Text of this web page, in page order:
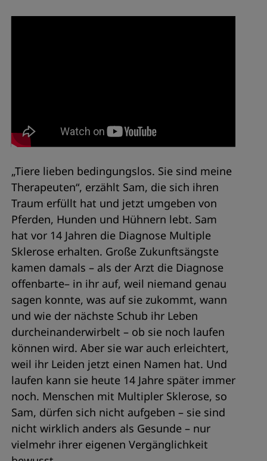
„Tiere lieben bedingungslos. Sie sind meine
Therapeuten“, erzählt Sam, die sich ihren
Traum erfüllt hat und jetzt umgeben von
Pferden, Hunden und Hühnern lebt. Sam
hat vor 14 Jahren die Diagnose Multiple
Sklerose erhalten. Große Zukunftsängste
kamen damals – als der Arzt die Diagnose
offenbarte– in ihr auf, weil niemand genau
sagen konnte, was auf sie zukommt, wann
und wie der nächste Schub ihr Leben
durcheinanderwirbelt – ob sie noch laufen
können wird. Aber sie war auch erleichtert,
weil ihr Leiden jetzt einen Namen hat. Und
laufen kann sie heute 14 Jahre später immer
noch. Menschen mit Multipler Sklerose, so
Sam, dürfen sich nicht aufgeben – sie sind
nicht wirklich anders als Gesunde – nur
vielmehr ihrer eigenen Vergänglichkeit